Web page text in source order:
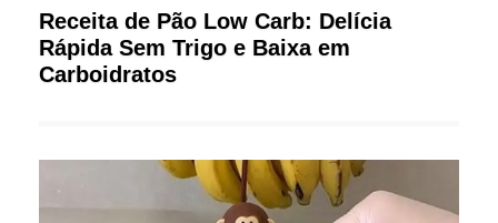
Receita de Pão Low Carb: Delícia
Rápida Sem Trigo e Baixa em
Carboidratos